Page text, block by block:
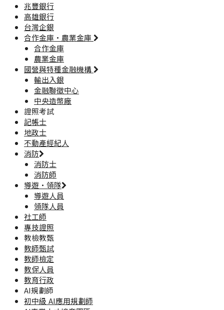
兆豐銀行
高雄銀行
台灣企銀
合作金庫·農業金庫
合作金庫
農業金庫
國營與特種金融機構
輸出入銀
金融聯徵中心
中央造幣廠
證照考試
記帳士
地政士
不動產經紀人
消防
消防士
消防師
導遊·領隊
導遊人員
領隊人員
社工師
專技證照
教檢教甄
教師甄試
教師檢定
教保人員
教育行政
AI規劃師
初中級 AI應用規劃師